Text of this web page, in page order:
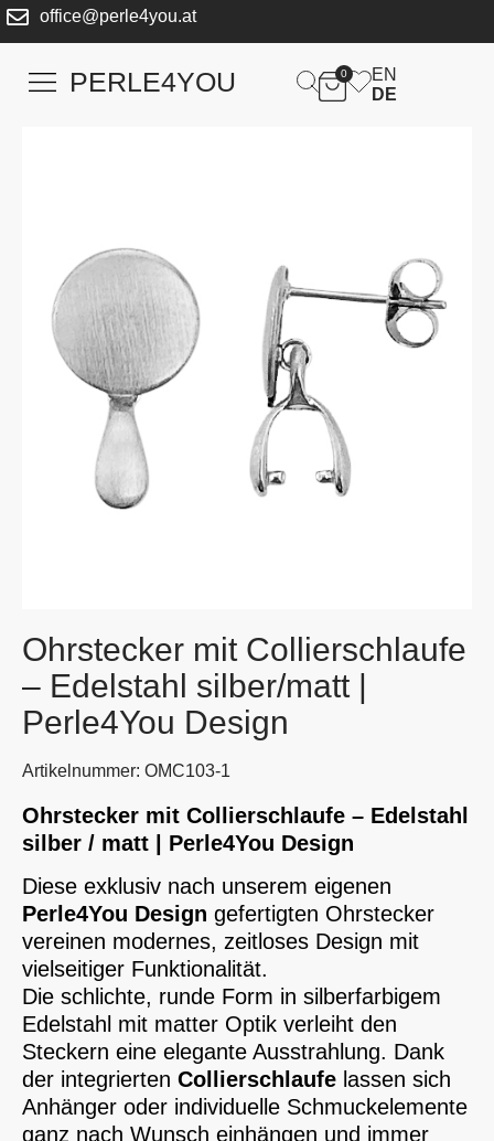
office@perle4you.at
PERLE4YOU 0
EN
DE
Ohrstecker mit Collierschlaufe
– Edelstahl silber/matt |
Perle4You Design
Artikelnummer: OMC103-1
Ohrstecker mit Collierschlaufe – Edelstahl
silber / matt | Perle4You Design
Diese exklusiv nach unserem eigenen
Perle4You Design gefertigten Ohrstecker
vereinen modernes, zeitloses Design mit
vielseitiger Funktionalität.
Die schlichte, runde Form in silberfarbigem
Edelstahl mit matter Optik verleiht den
Steckern eine elegante Ausstrahlung. Dank
der integrierten Collierschlaufe lassen sich
Anhänger oder individuelle Schmuckelemente
ganz nach Wunsch einhängen und immer